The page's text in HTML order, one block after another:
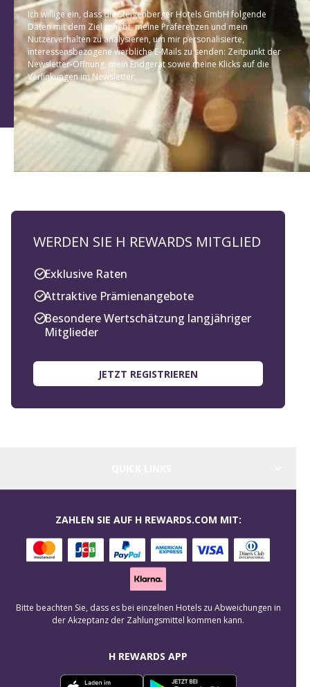
Ich willige ein, dass die Steigenberger Hotels GmbH folgende
Daten mit dem Ziel erhebt, meine Präferenzen und mein
Nutzerverhalten zu analysieren, um mir personalisierte,
interessensbezogene werbliche E-Mails zu senden: Zeitpunkt der
Newsletter-Öffnung, mein Endgerät sowie meine Klicks auf die
Verlinkungen im Newsletter.
WERDEN SIE H REWARDS MITGLIED
Exklusive Raten
Attraktive Prämienangebote
Besondere Wertschätzung langjähriger
Mitglieder
JETZT REGISTRIEREN
H REWARDS APP
ZAHLEN SIE AUF H REWARDS.COM MIT:
Bitte beachten Sie, dass es bei einzelnen Hotels zu Abweichungen in
der Akzeptanz der Zahlungsmittel kommen kann.